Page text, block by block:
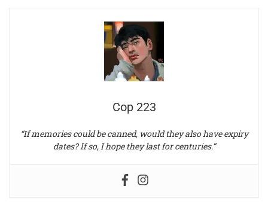
Cop 223
“If memories could be canned, would they also have expiry
dates? If so, I hope they last for centuries.”